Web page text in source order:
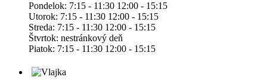
Pondelok: 7:15 - 11:30 12:00 - 15:15
Utorok: 7:15 - 11:30 12:00 - 15:15
Streda: 7:15 - 11:30 12:00 - 15:15
Štvrtok: nestránkový deň
Piatok: 7:15 - 11:30 12:00 - 15:15